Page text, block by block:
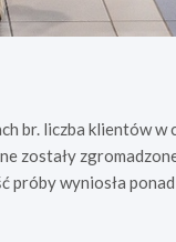
br. liczba klientów w
zostały
wyniosła ponad